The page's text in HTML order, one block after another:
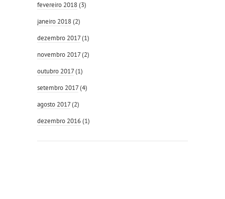
fevereiro 2018(3)
janeiro 2018(2)
dezembro 2017(1)
novembro 2017(2)
outubro 2017(1)
setembro 2017(4)
agosto 2017(2)
dezembro 2016(1)